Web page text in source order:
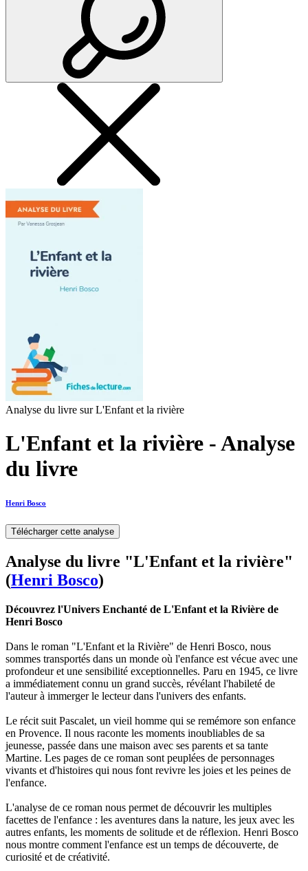
Analyse du livre sur L'Enfant et la rivière
L'Enfant et la rivière - Analyse
du livre
Henri Bosco
Télécharger cette analyse
Analyse du livre "L'Enfant et la rivière"
(Henri Bosco)
Découvrez l'Univers Enchanté de L'Enfant et la Rivière de
Henri Bosco
Dans le roman "L'Enfant et la Rivière" de Henri Bosco, nous
sommes transportés dans un monde où l'enfance est vécue avec une
profondeur et une sensibilité exceptionnelles. Paru en 1945, ce livre
a immédiatement connu un grand succès, révélant l'habileté de
l'auteur à immerger le lecteur dans l'univers des enfants.
Le récit suit Pascalet, un vieil homme qui se remémore son enfance
en Provence. Il nous raconte les moments inoubliables de sa
jeunesse, passée dans une maison avec ses parents et sa tante
Martine. Les pages de ce roman sont peuplées de personnages
vivants et d'histoires qui nous font revivre les joies et les peines de
l'enfance.
L'analyse de ce roman nous permet de découvrir les multiples
facettes de l'enfance : les aventures dans la nature, les jeux avec les
autres enfants, les moments de solitude et de réflexion. Henri Bosco
nous montre comment l'enfance est un temps de découverte, de
curiosité et de créativité.